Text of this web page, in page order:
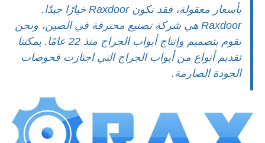
بأسعار معقولة، فقد تكون Raxdoor خيارًا جيدًا.
Raxdoor هي شركة تصنيع محترفة في الصين، ونحن
نقوم بتصميم وإنتاج أبواب الجراج منذ 22 عامًا. يمكننا
تقديم أنواع من أبواب الجراج التي اجتازت فحوصات
الجودة الصارمة.